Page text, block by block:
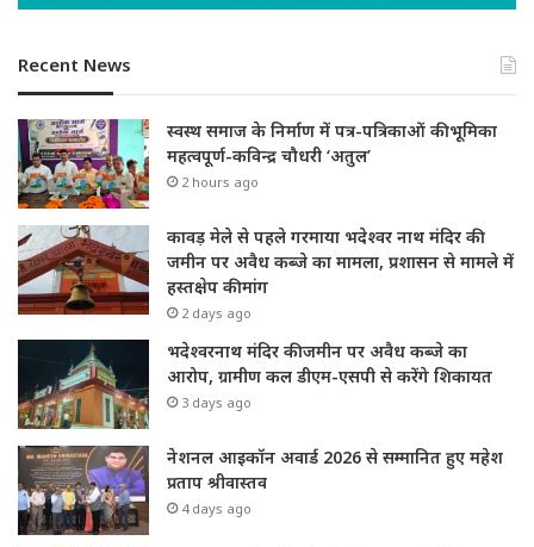
Recent News
स्वस्थ समाज के निर्माण में पत्र-पत्रिकाओं की भूमिका
महत्वपूर्ण-कविन्द्र चौधरी ‘अतुल’
2 hours ago
कावड़ मेले से पहले गरमाया भदेश्वर नाथ मंदिर की
जमीन पर अवैध कब्जे का मामला, प्रशासन से मामले में
हस्तक्षेप की मांग
2 days ago
भदेश्वरनाथ मंदिर की जमीन पर अवैध कब्जे का
आरोप, ग्रामीण कल डीएम-एसपी से करेंगे शिकायत
3 days ago
नेशनल आइकॉन अवार्ड 2026 से सम्मानित हुए महेश
प्रताप श्रीवास्तव
4 days ago